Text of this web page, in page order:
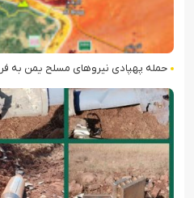
حمله پهپادی نیروهای مسلح یمن به